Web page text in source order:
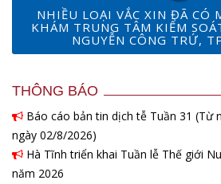
NHIỀU LOẠI VẮC XIN ĐÃ CÓ
KHÁM TRUNG TÂM KIỂM
NGUYỄN CÔNG TRỨ,
THÔNG BÁO
Báo cáo bản tin dịch tễ Tuần 31 (Từ
ngày 02/8/2026)
Hà Tĩnh triển khai Tuần lễ Thế giới
năm 2026